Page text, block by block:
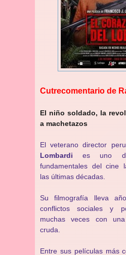
Cutrecomentario de
El niño soldado, la
a machetazos
El veterano director
Lombardi es uno
fundamentales del cine
las últimas décadas.
Su filmografía lleva
conflictos sociales y
muchas veces con
cruda.
Entre sus películas más